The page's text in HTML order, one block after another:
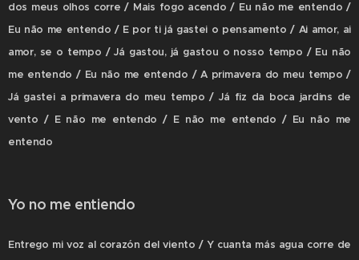
dos meus olhos corre / Mais fogo acendo / Eu não me entendo /
Eu não me entendo / E por ti já gastei o pensamento / Ai amor, ai
amor, se o tempo / Já gastou, já gastou o nosso tempo / Eu não
me entendo / Eu não me entendo / A primavera do meu tempo /
Já gastei a primavera do meu tempo / Já fiz da boca jardins de
vento / E não me entendo / E não me entendo / Eu não me
entendo
Yo no me entiendo
Entrego mi voz al corazón del viento / Y cuanta más agua corre de